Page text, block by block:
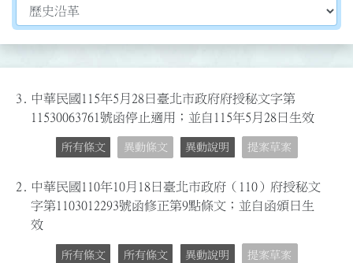
切換選擇法規資訊內容
3.
中華民國115年5月28日臺北市政府府授秘文字第
11530063761號函停止適用；並自115年5月28日生效
所有條文 異動條文 異動說明 提案草案
2. 中華民國110年10月18日臺北市政府（110）府授秘文
字第1103012293號函修正第9點條文；並自函頒日生
效
所有條文 所有條文 異動說明 提案草案